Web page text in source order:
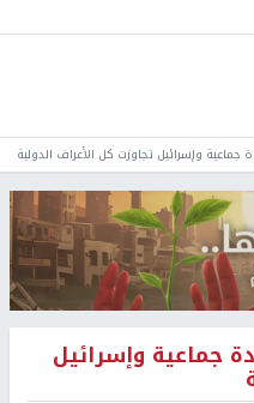
جماعية وإسرائيل تجاوزت كل الأعراف الدولية
جماعية وإسرائيل